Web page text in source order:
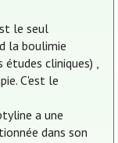
le seul
la boulimie
études cliniques) ,
C'est le
a une
dans son